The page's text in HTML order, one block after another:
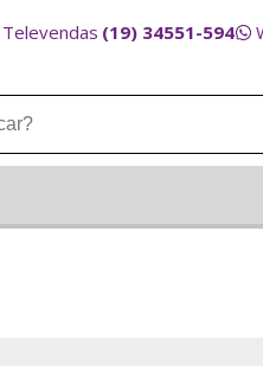
Televendas (19) 34551-594